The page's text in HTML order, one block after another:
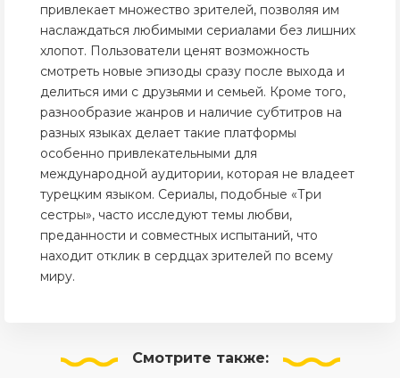
привлекает множество зрителей, позволяя им
наслаждаться любимыми сериалами без лишних
хлопот. Пользователи ценят возможность
смотреть новые эпизоды сразу после выхода и
делиться ими с друзьями и семьей. Кроме того,
разнообразие жанров и наличие субтитров на
разных языках делает такие платформы
особенно привлекательными для
международной аудитории, которая не владеет
турецким языком. Сериалы, подобные «Три
сестры», часто исследуют темы любви,
преданности и совместных испытаний, что
находит отклик в сердцах зрителей по всему
миру.
Смотрите также: